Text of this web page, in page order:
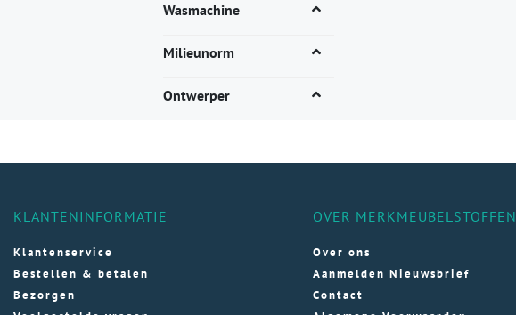
Wasmachine
Milieunorm
Ontwerper
KLANTENINFORMATIE
Klantenservice
Bestellen & betalen
Bezorgen
OVER MERKMEUBELSTOFFEN
Over ons
Aanmelden Nieuwsbrief
Contact